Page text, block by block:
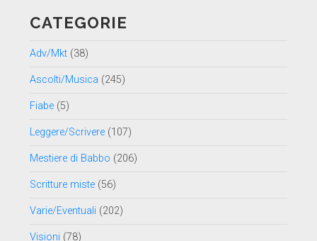
CATEGORIE
Adv/Mkt(38)
Ascolti/Musica (245)
Fiabe(5)
Leggere/Scrivere(107)
Mestiere di Babbo (206)
Scritture miste(56)
Varie/Eventuali (202)
Visioni (78)